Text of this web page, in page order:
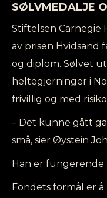
SØLVMEDALJE
Stiftelsen
av prisen Hvidsand
og diplom. Sølvet
heltegjerninger i
frivillig og med
– Det kunne gått
små, sier Øystein
Han er fungerende
Fondets formål er